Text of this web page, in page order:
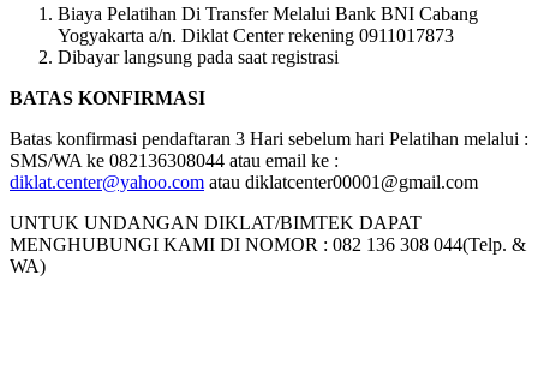
Biaya Pelatihan Di Transfer Melalui Bank BNI Cabang
Yogyakarta a/n. Diklat Center rekening 0911017873
Dibayar langsung pada saat registrasi
BATAS KONFIRMASI
Batas konfirmasi pendaftaran 3 Hari sebelum hari Pelatihan melalui :
SMS/WA ke 082136308044 atau email ke :
diklat.center@yahoo.com atau diklatcenter00001@gmail.com
UNTUK UNDANGAN DIKLAT/BIMTEK DAPAT
MENGHUBUNGI KAMI DI NOMOR : 082 136 308 044(Telp. &
WA)